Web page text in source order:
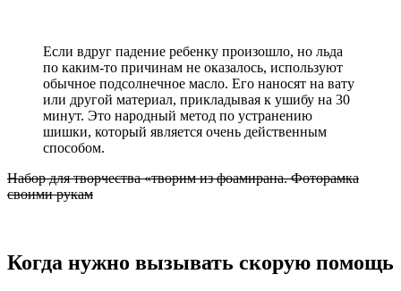
Если вдруг падение ребенку произошло, но льда
по каким-то причинам не оказалось, используют
обычное подсолнечное масло. Его наносят на вату
или другой материал, прикладывая к ушибу на 30
минут. Это народный метод по устранению
шишки, который является очень действенным
способом.
Набор для творчества «творим из фоамирана. Фоторамка
своими рукам
Когда нужно вызывать скорую помощь